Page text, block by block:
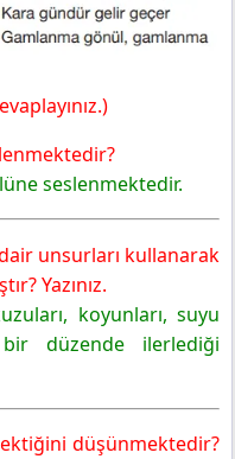
seslenmektedir.
unsurları kullanarak
Yazınız.
ı, koyunları, suyu
düzende ilerlediği
düşünmektedir?